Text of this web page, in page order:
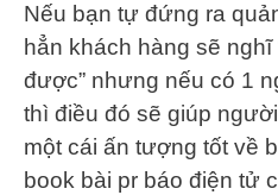
Nếu bạn tự đứng ra
hẳn khách hàng sẽ nghĩ
được” nhưng nếu có 1
thì điều đó sẽ giúp
một cái ấn tượng tốt về
book bài pr báo điện tử